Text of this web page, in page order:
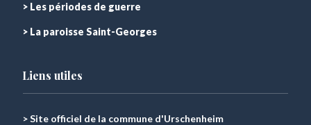
> Les périodes de guerre
> La paroisse Saint-Georges
Liens utiles
> Site officiel de la commune d'Urschenheim